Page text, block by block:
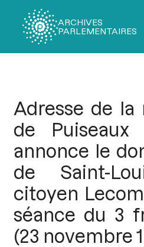
ARCHIVES
PARLEMENTAIRES
Adresse de
de Puiseaux
annonce le
de Saint-
citoyen
séance du 3
(23 novembre